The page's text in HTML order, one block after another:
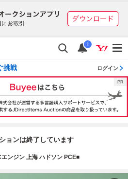
i
挑戦 ログイン
ョンは終了しています
ンジン 上海 ハドソン PCE■